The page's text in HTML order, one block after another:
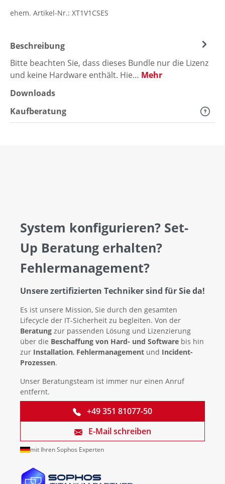
ehem. Artikel-Nr.: XT1V1CSES
Beschreibung
Bitte beachten Sie, dass dieses Bundle nur die Lizenz
und keine Hardware enthält. Hie… Mehr
Downloads
Kaufberatung
System konfigurieren? Set-
Up Beratung erhalten?
Fehlermanagement?
Unsere zertifizierten Techniker sind für Sie da!
Es ist unsere Mission, Sie durch den gesamten
Lifecycle der IT-Sicherheit zu begleiten. Von der
Beratung zur passenden Lösung und Lizenzierung
über die Beschaffung von Hard- und Software bis hin
zur Installation, Fehlermanagement und Incident-
Prozessen.
Unser Beratungsteam ist immer nur einen Anruf
entfernt.
+49 351 81077-50
E-Mail schreiben
mit Ihren Sophos Experten